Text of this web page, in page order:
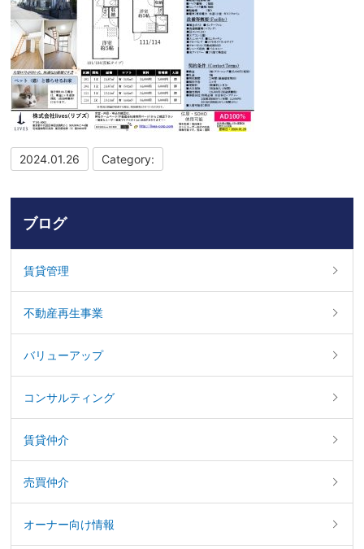
2024.01.26 Category:
ブログ
賃貸管理
不動産再生事業
バリューアップ
コンサルティング
賃貸仲介
売買仲介
オーナー向け情報